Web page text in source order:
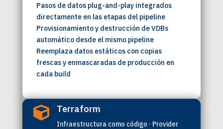
Pasos de datos plug-and-play integrados
directamente en las etapas del pipeline
Provisionamiento y destrucción de VDBs
automático desde el mismo pipeline
Reemplaza datos estáticos con copias
frescas y enmascaradas de producción en
cada build
 Terraform
Infraestructura como código · Provider